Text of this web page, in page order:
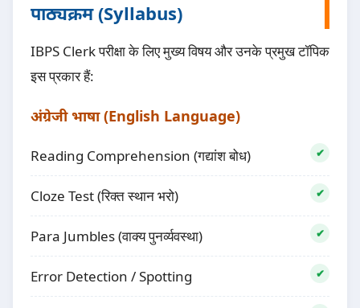
पाठ्यक्रम (Syllabus)
IBPS Clerk परीक्षा के लिए मुख्य विषय और उनके प्रमुख टॉपिक
इस प्रकार हैं:
अंग्रेजी भाषा (English Language)
Reading Comprehension (गद्यांश बोध)
Cloze Test (रिक्त स्थान भरो)
Para Jumbles (वाक्य पुनर्व्यवस्था)
Error Detection / Spotting